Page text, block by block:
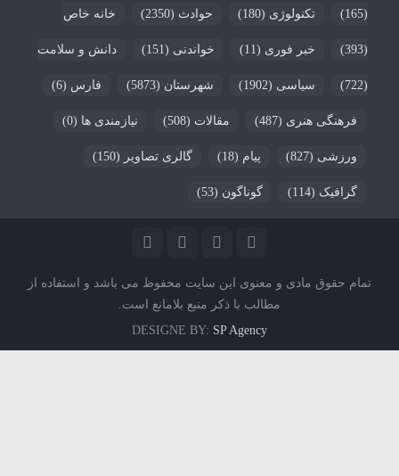
(165) تکنولوژی (180) حوادث (2350) خانه خاص
(393) خبر فوری (11) خواندنی (151) دانش و سلامت
(722) سیاسی (1902) شهرستان (5873) فارس (6)
فرهنگی هنری (487) مقالات (508) نیازمندی ها (0)
ورزشی (827) پیام (18) گالری تصاویر (150)
گرافیک (114) گوناگون (53)
تمام حقوق مادی و معنوی این سایت محفوظ می باشد و استفاده از
مطالب با ذکر منبع بلامانع است.
DESIGNE BY: SP Agency